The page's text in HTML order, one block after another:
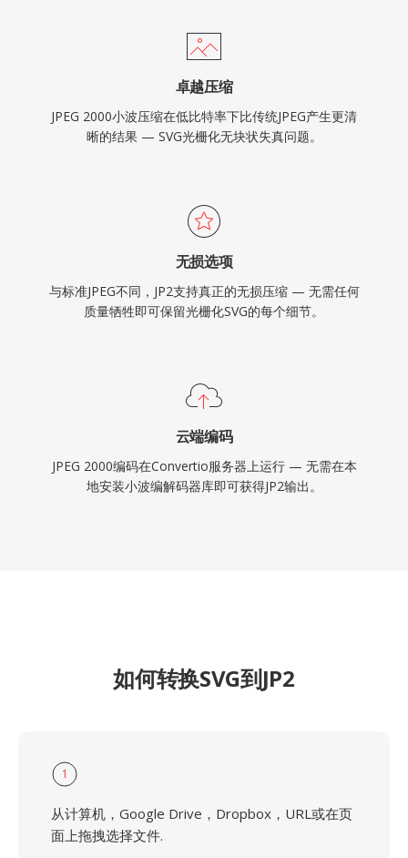
卓越压缩
JPEG 2000小波压缩在低比特率下比传统JPEG产生更清
晰的结果 — SVG光栅化无块状失真问题。
无损选项
与标准JPEG不同，JP2支持真正的无损压缩 — 无需任何
质量牺牲即可保留光栅化SVG的每个细节。
云端编码
JPEG 2000编码在Convertio服务器上运行 — 无需在本
地安装小波编解码器库即可获得JP2输出。
如何转换SVG到JP2
1
从计算机，Google Drive，Dropbox，URL或在页
面上拖拽选择文件.